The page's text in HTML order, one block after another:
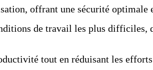
offrant une sécurité
de travail les plus difficiles,
tout en réduisant les